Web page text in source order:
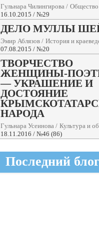
Гульнара Чилингирова / Общество
16.10.2015 / №29
ДЕЛО МУЛЛЫ
Эмир Аблязов / История и
07.08.2015 / №20
ТВОРЧЕСТВО
ЖЕНЩИНЫ-
— УКРАШЕНИЕ И
ДОСТОЯНИЕ
НАРОДА
Гульнара Усеинова / Культура и
18.11.2016 / №46 (86)
Последний блог